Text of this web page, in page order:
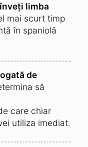
limba
mai scurt timp
în spaniolă
de
să
care chiar
utiliza imediat.